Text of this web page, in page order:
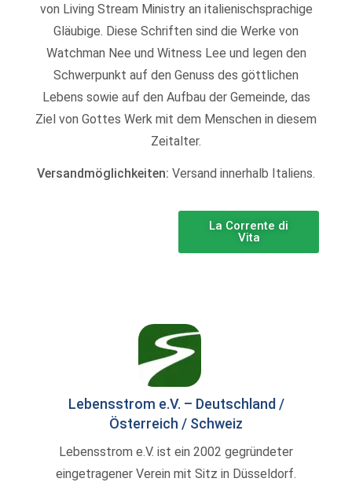
von Living Stream Ministry an italienischsprachige
Gläubige. Diese Schriften sind die Werke von
Watchman Nee und Witness Lee und legen den
Schwerpunkt auf den Genuss des göttlichen
Lebens sowie auf den Aufbau der Gemeinde, das
Ziel von Gottes Werk mit dem Menschen in diesem
Zeitalter.
Versandmöglichkeiten: Versand innerhalb Italiens.
La Corrente di
Vita
Lebensstrom e.V. – Deutschland /
Österreich / Schweiz
Lebensstrom e.V. ist ein 2002 gegründeter
eingetragener Verein mit Sitz in Düsseldorf.